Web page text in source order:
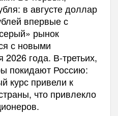
в августе доллар
впервые с
рынок
с новыми
года. В-третьих,
покидают Россию:
курс привели к
что привлекло